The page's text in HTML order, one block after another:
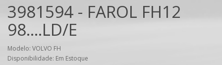
3981594 - FAROL FH12
98....LD/E
Modelo: VOLVO FH
Disponibilidade: Em Estoque